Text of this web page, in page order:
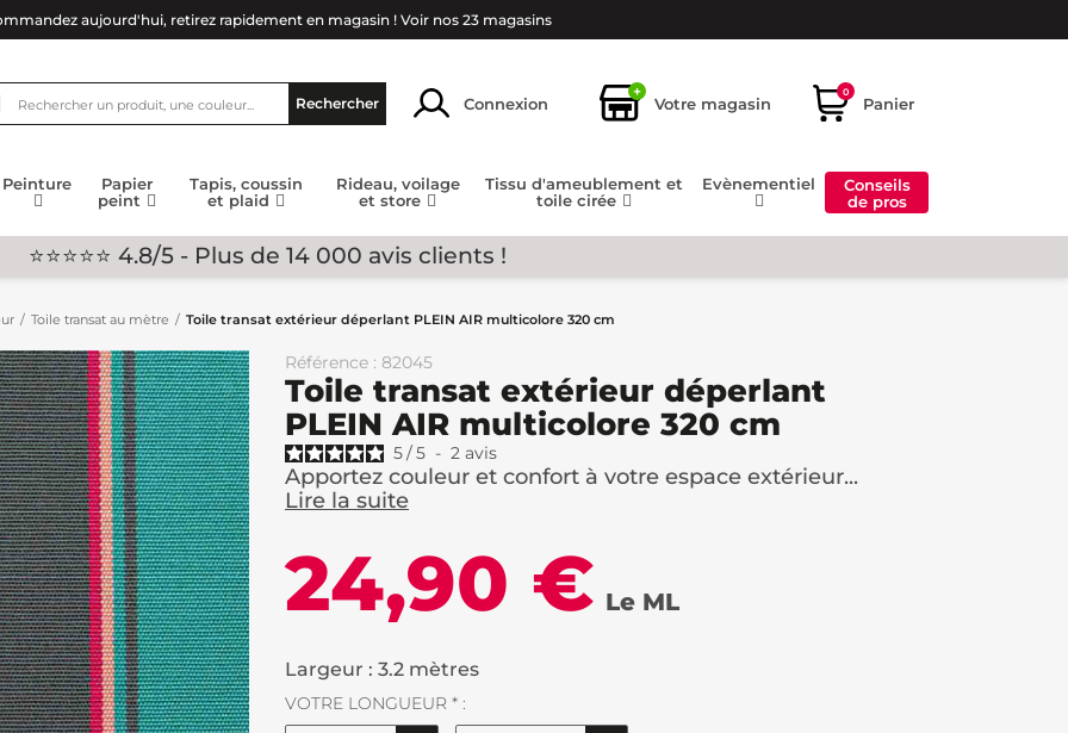
aujourd'hui, retirez rapidement en magasin ! Voir nos 23 magasins
Rechercher Connexion
+
Votre magasin
0
Panier
Peinture
Papier
peint
Tapis, coussin
et plaid
Rideau, voilage
et store
Tissu d'ameublement et
toile cirée
Evènementiel
Conseils
de pros
⭐⭐⭐⭐⭐ 4.8/5 - Plus de 14 000 avis clients !
Toile transat au mètre Toile transat extérieur déperlant PLEIN AIR multicolore 320 cm
Référence : 82045
Toile transat extérieur déperlant
PLEIN AIR multicolore 320 cm
5/5 - 2 avis
Apportez couleur et confort à votre espace extérieur...
Lire la suite
24,90 € Le ML
Largeur : 3.2 mètres
VOTRE LONGUEUR * :